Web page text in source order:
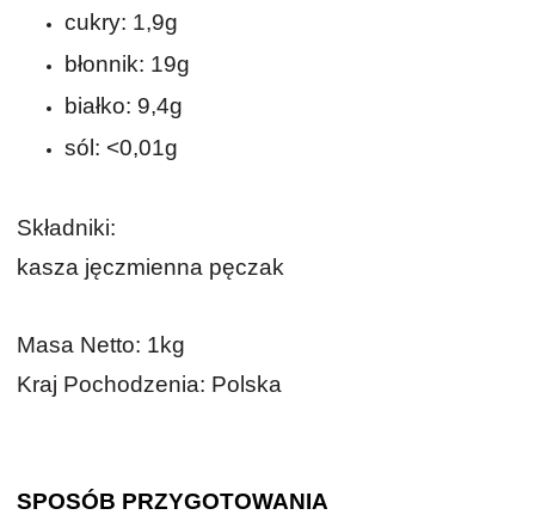
cukry: 1,9g
błonnik: 19g
białko: 9,4g
sól: <0,01g
Składniki:
kasza jęczmienna pęczak
Masa Netto: 1kg
Kraj Pochodzenia: Polska
SPOSÓB PRZYGOTOWANIA